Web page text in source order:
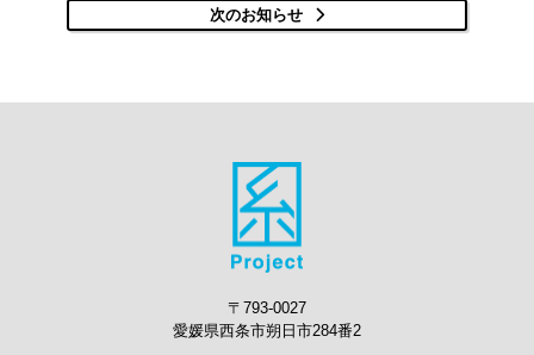
次のお知らせ
〒793-0027
愛媛県西条市朔日市284番2